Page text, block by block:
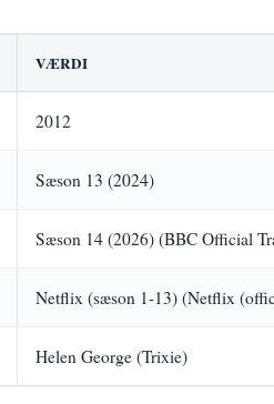
VÆRDI
2012
Sæson 13 (2024)
Sæson 14 (2026) (BBC Official
Netflix (sæson 1-13) (Netflix
Helen George (Trixie)